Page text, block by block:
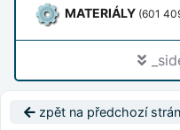
MATERIÁLY (601
zpět na předchozí